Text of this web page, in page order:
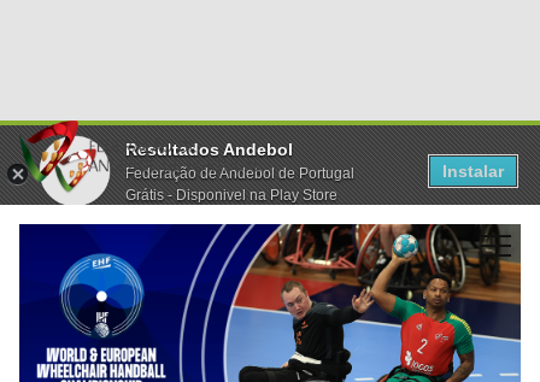
Resultados Andebol
Federação de Andebol de Portugal
Grátis - Disponivel na Play Store
Instalar